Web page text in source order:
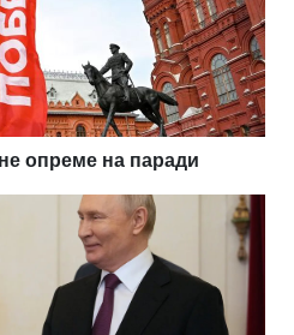
опреме на паради